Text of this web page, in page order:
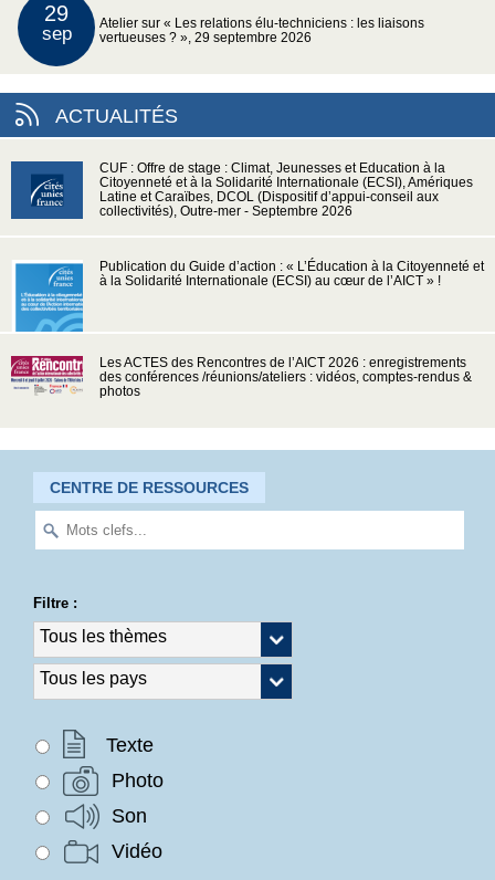
29
sep
Atelier sur « Les relations élu-techniciens : les liaisons
vertueuses ? », 29 septembre 2026
ACTUALITÉS
CUF : Offre de stage : Climat, Jeunesses et Education à la
Citoyenneté et à la Solidarité Internationale (ECSI), Amériques
Latine et Caraïbes, DCOL (Dispositif d’appui-conseil aux
collectivités), Outre-mer - Septembre 2026
Publication du Guide d’action : « L’Éducation à la Citoyenneté et
à la Solidarité Internationale (ECSI) au cœur de l’AICT » !
Les ACTES des Rencontres de l’AICT 2026 : enregistrements
des conférences /réunions/ateliers : vidéos, comptes-rendus &
photos
CENTRE DE RESSOURCES
Filtre :
Texte
Photo
Son
Vidéo